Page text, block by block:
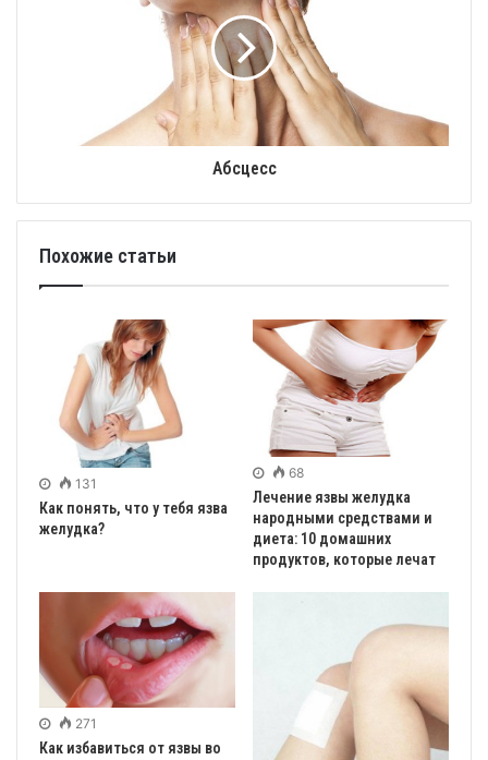
Абсцесс
Похожие статьи
131
Как понять, что у тебя язва
желудка?
68
Лечение язвы желудка
народными средствами и
диета: 10 домашних
продуктов, которые лечат
271
Как избавиться от язвы во